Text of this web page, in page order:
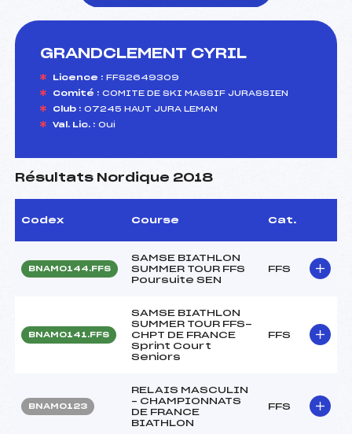
GRANDCLEMENT CYRIL
Licence : FFS2649309
Comité : COMITE DE SKI MASSIF JURASSIEN
Club : 07245 HAUT JURA LEMAN
Val. Lic. : Oui
Résultats Nordique 2018
Codex Course Cat.
BNAM0144.FFS
SAMSE BIATHLON
SUMMER TOUR FFS
Poursuite SEN
FFS
BNAM0141.FFS
SAMSE BIATHLON
SUMMER TOUR FFS-
CHPT DE FRANCE
Sprint Court
Seniors
FFS
BNAM0123
RELAIS MASCULIN
– CHAMPIONNATS
DE FRANCE
BIATHLON
FFS